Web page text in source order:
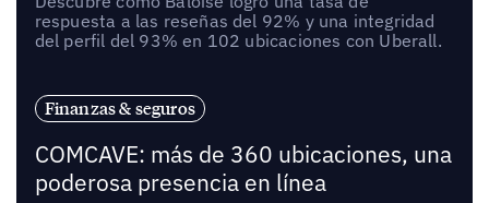
respuesta a las reseñas del 92% y una integridad
del perfil del 93% en 102 ubicaciones con Uberall.
Finanzas & seguros
COMCAVE: más de 360 ubicaciones, una
poderosa presencia en línea